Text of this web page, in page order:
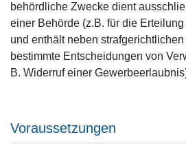
behördliche Zwecke dient
einer Behörde (z.B. für die
und enthält neben
bestimmte Entscheidungen von
B. Widerruf einer
Voraussetzungen